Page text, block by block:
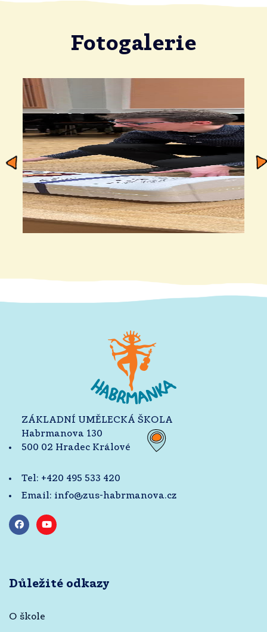
Fotogalerie
ZÁKLADNÍ UMĚLECKÁ ŠKOLA
Habrmanova 130
500 02 Hradec Králové
Tel: +420 495 533 420
Email: info@zus-habrmanova.cz
Důležité odkazy
O škole